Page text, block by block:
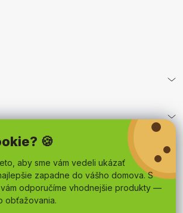
🍪
aby sme vám vedeli ukázať
zapadne do vášho domova. S
vám odporučíme vhodnejšie produkty —
obťažovania.